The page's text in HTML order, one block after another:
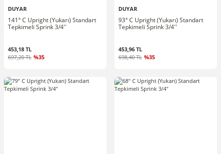
DUYAR
141° C Upright (Yukarı) Standart
Tepkimeli Sprink 3/4''
453,18 TL
697,20 TL %35
DUYAR
93° C Upright (Yukarı) Standart
Tepkimeli Sprink 3/4''
453,96 TL
698,40 TL %35